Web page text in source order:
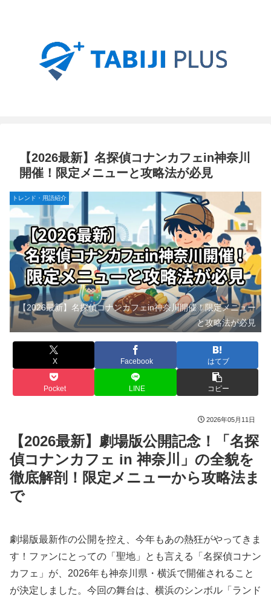
【2026最新】名探偵コナンカフェin神奈川
開催！限定メニューと攻略法が必見
トレンド・用語紹介
【2026最新】名探偵コナンカフェin神奈川開催！限定メニュー
と攻略法が必見
X Facebook はてブ
Pocket LINE コピー
2026年05月11日
【2026最新】劇場版公開記念！「名探
偵コナンカフェ in 神奈川」の全貌を
徹底解剖！限定メニューから攻略法ま
で
劇場版最新作の公開を控え、今年もあの熱狂がやってきま
す！ファンにとっての「聖地」とも言える「名探偵コナン
カフェ」が、2026年も神奈川県・横浜で開催されること
が決定しました。今回の舞台は、横浜のシンボル「ランド